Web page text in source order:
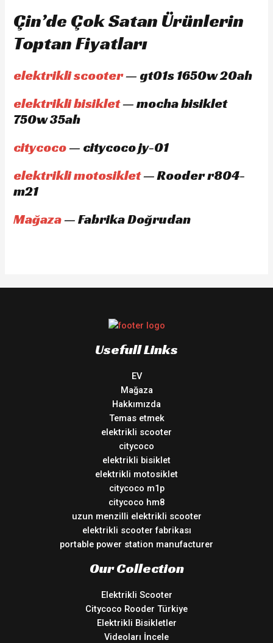
Çin’de Çok Satan Ürünlerin
Toptan Fiyatları
elektrikli scooter— gt01s 1650w 20ah
elektrikli bisiklet— mocha bisiklet
750w 35ah
citycoco— citycoco jy-01
elektrikli motosiklet— Rooder r804-
m21
Mağaza— Fabrika Doğrudan
Usefull Links
EV
Mağaza
Hakkımızda
Temas etmek
elektrikli scooter
citycoco
elektrikli bisiklet
elektrikli motosiklet
citycoco m1p
citycoco hm8
uzun menzilli elektrikli scooter
elektrikli scooter fabrikası
portable power station manufacturer
Our Collection
Elektrikli Scooter
Citycoco Rooder Türkiye
Elektrikli Bisikletler
Videoları İncele